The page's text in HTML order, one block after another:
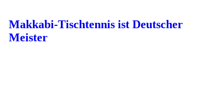
Makkabi-Tischtennis ist Deutscher
Meister